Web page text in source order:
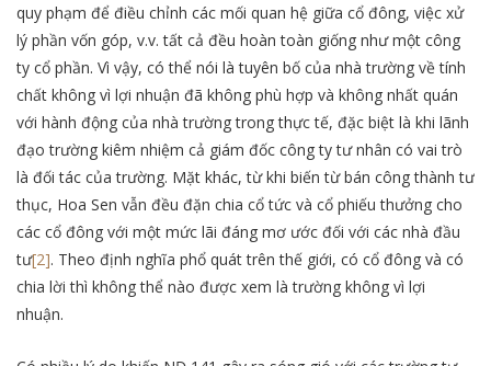
quy phạm để điều chỉnh các mối quan hệ giữa cổ đông, việc xử
lý phần vốn góp, v.v. tất cả đều hoàn toàn giống như một công
ty cổ phần. Vì vậy, có thể nói là tuyên bố của nhà trường về tính
chất không vì lợi nhuận đã không phù hợp và không nhất quán
với hành động của nhà trường trong thực tế, đặc biệt là khi lãnh
đạo trường kiêm nhiệm cả giám đốc công ty tư nhân có vai trò
là đối tác của trường. Mặt khác, từ khi biến từ bán công thành tư
thục, Hoa Sen vẫn đều đặn chia cổ tức và cổ phiếu thưởng cho
các cổ đông với một mức lãi đáng mơ ước đối với các nhà đầu
tư[2]. Theo định nghĩa phổ quát trên thế giới, có cổ đông và có
chia lời thì không thể nào được xem là trường không vì lợi
nhuận.